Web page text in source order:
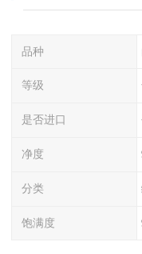
品种
等级
是否进口
净度
分类
饱满度